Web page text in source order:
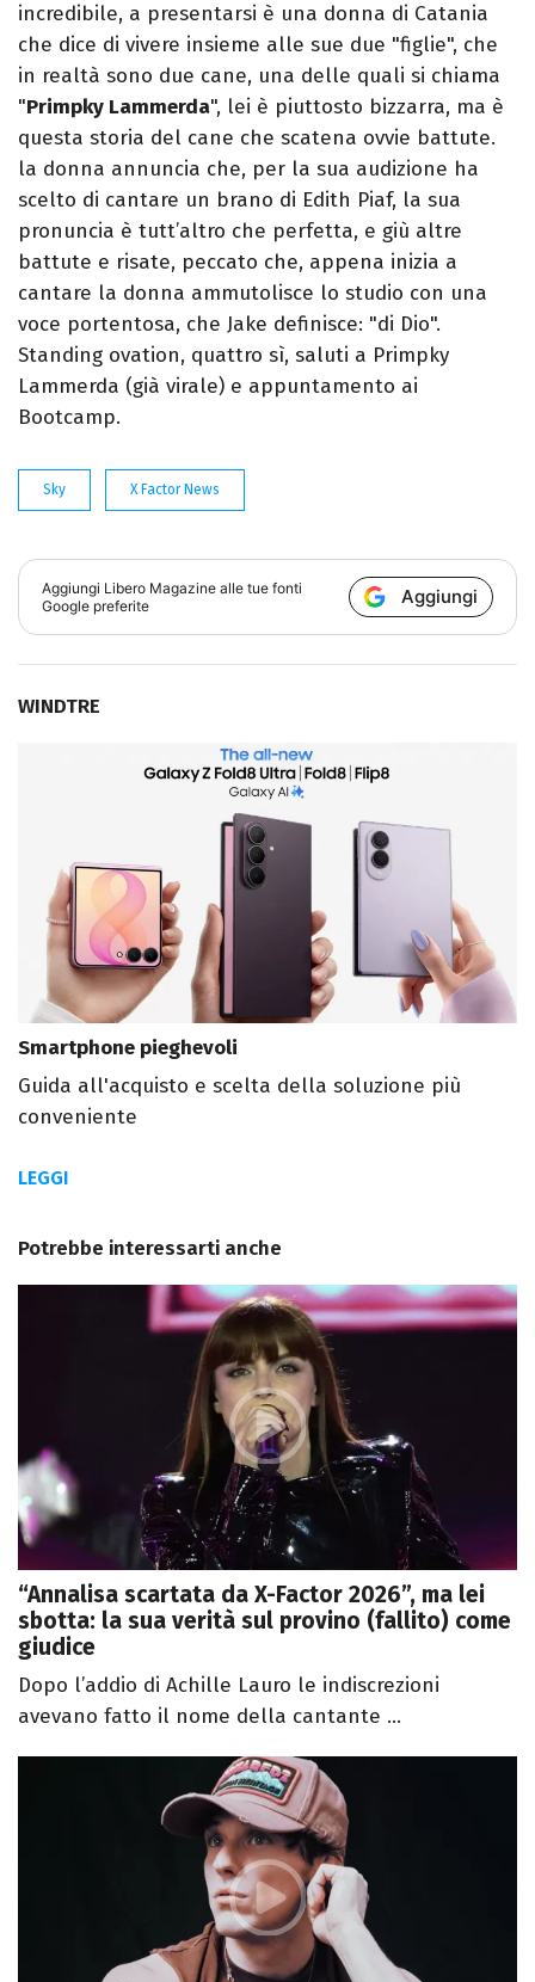
incredibile, a presentarsi è una donna di Catania
che dice di vivere insieme alle sue due "figlie", che
in realtà sono due cane, una delle quali si chiama
"Primpky Lammerda", lei è piuttosto bizzarra, ma è
questa storia del cane che scatena ovvie battute.
la donna annuncia che, per la sua audizione ha
scelto di cantare un brano di Edith Piaf, la sua
pronuncia è tutt’altro che perfetta, e giù altre
battute e risate, peccato che, appena inizia a
cantare la donna ammutolisce lo studio con una
voce portentosa, che Jake definisce: "di Dio".
Standing ovation, quattro sì, saluti a Primpky
Lammerda (già virale) e appuntamento ai
Bootcamp.
Sky X Factor News
Aggiungi Libero Magazine alle tue fonti
Google preferite
Aggiungi
WINDTRE
Smartphone pieghevoli
Guida all'acquisto e scelta della soluzione più
conveniente
LEGGI
Potrebbe interessarti anche
“Annalisa scartata da X-Factor 2026”, ma lei
sbotta: la sua verità sul provino (fallito) come
giudice
Dopo l’addio di Achille Lauro le indiscrezioni
avevano fatto il nome della cantante ...